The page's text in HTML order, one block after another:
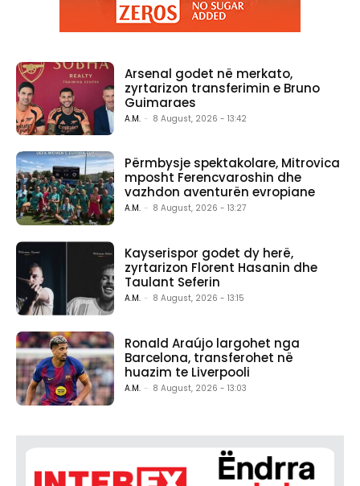
Arsenal godet në merkato,
zyrtarizon transferimin e Bruno
Guimaraes
A.M. - 8 August, 2026 - 13:42
Përmbysje spektakolare, Mitrovica
mposht Ferencvaroshin dhe
vazhdon aventurën evropiane
A.M. - 8 August, 2026 - 13:27
Kayserispor godet dy herë,
zyrtarizon Florent Hasanin dhe
Taulant Seferin
A.M. - 8 August, 2026 - 13:15
Ronald Araújo largohet nga
Barcelona, transferohet në
huazim te Liverpooli
A.M. - 8 August, 2026 - 13:03